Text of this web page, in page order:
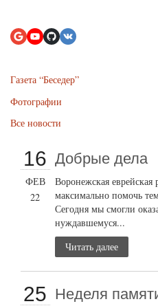
Газета “Беседер”
Фотографии
Все новости
16
ФЕВ
22
Добрые дела
Воронежская еврейская
максимально помочь
Сегодня мы смогли
нуждавшемуся...
Читать далее
25 Неделя